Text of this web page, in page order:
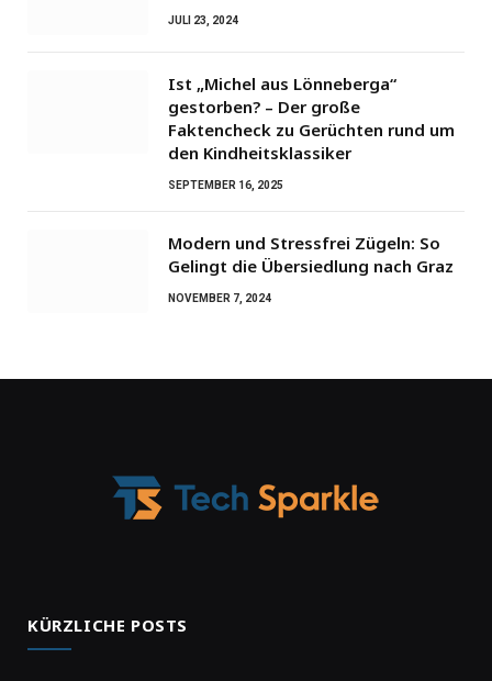
JULI 23, 2024
Ist „Michel aus Lönneberga“
gestorben? – Der große
Faktencheck zu Gerüchten rund um
den Kindheitsklassiker
SEPTEMBER 16, 2025
Modern und Stressfrei Zügeln: So
Gelingt die Übersiedlung nach Graz
NOVEMBER 7, 2024
KÜRZLICHE POSTS